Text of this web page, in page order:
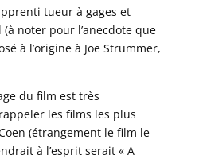
tueur à gages et
noter pour l’anecdote que
à l’origine à Joe Strummer,
du film est très
les films les plus
(étrangement le film le
à l’esprit serait « A